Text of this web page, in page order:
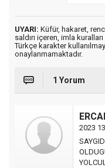
UYARI: Küfür, hakaret,
saldırı içeren, imla
Türkçe karakter
onaylanmamaktadır.
1 Yorum
2023